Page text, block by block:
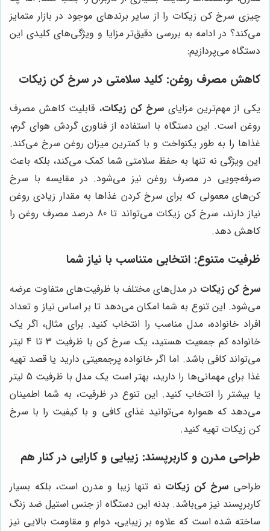
چیزی سرخ کن زیکات را از سایر برندهای موجود در بازار متمایز
می‌کند؟ در ادامه به بررسی دقیق‌تر مزایا و ویژگی‌های کلیدی این
دستگاه می‌پردازیم:
کاهش مصرف روغن: کلید سلامتی در سرخ کن زیکات
یکی از مهم‌ترین مزایای سرخ کن زیکات، قابلیت کاهش مصرف
روغن است. این دستگاه با استفاده از فناوری گردش هوای گرم،
غذاها را به طور یکنواخت و با کمترین میزان روغن سرخ می‌کند.
این ویژگی نه تنها به حفظ سلامتی شما کمک می‌کند، بلکه باعث
صرفه‌جویی در مصرف روغن نیز می‌شود. در مقایسه با سرخ
کن‌های معمولی که برای سرخ کردن غذاها به مقدار زیادی روغن
نیاز دارند، سرخ کن زیکات می‌تواند تا 80 درصد مصرف روغن را
کاهش دهد.
ظرفیت متنوع: انتخابی متناسب با نیاز شما
سرخ کن زیکات در مدل‌های مختلف با ظرفیت‌های متفاوت عرضه
می‌شود. این تنوع به شما امکان می‌دهد تا بر اساس نیاز و تعداد
افراد خانواده، مدل مناسب را انتخاب کنید. برای مثال، اگر یک
خانواده کم جمعیت هستید، یک سرخ کن با ظرفیت 3 تا 4 لیتر
می‌تواند کافی باشد. اما اگر خانواده پرجمعیتی دارید یا قصد تهیه
غذا برای مهمانی‌ها را دارید، بهتر است یک مدل با ظرفیت 5 لیتر
یا بیشتر را انتخاب کنید. این تنوع در ظرفیت، به شما اطمینان
می‌دهد که همواره می‌توانید غذای کافی و با کیفیت را با سرخ
کن زیکات تهیه کنید.
طراحی مدرن و کاربرپسند: زیبایی و کارایی در کنار هم
طراحی سرخ کن زیکات نه تنها زیبا و مدرن است، بلکه بسیار
کاربرپسند نیز می‌باشد. بدنه این دستگاه از جنس استیل ضد زنگ
ساخته شده است که علاوه بر زیبایی، دوام و مقاومت بالایی نیز